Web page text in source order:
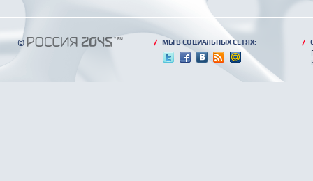
© / МЫ В СОЦИАЛЬНЫХ СЕТЯХ: /